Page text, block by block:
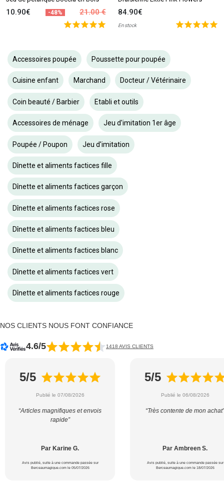
10.90€ -48% 21.00 € 84.90€
En stock
Accessoires poupée Poussette pour poupée
Cuisine enfant Marchand Docteur / Vétérinaire
Coin beauté / Barbier Etabli et outils
Accessoires de ménage Jeu d'imitation 1er âge
Poupée / Poupon Jeu d'imitation
Dînette et aliments factices fille
Dînette et aliments factices garçon
Dînette et aliments factices rose
Dînette et aliments factices bleu
Dînette et aliments factices blanc
Dînette et aliments factices vert
Dînette et aliments factices rouge
NOS CLIENTS NOUS FONT CONFIANCE
4.6/5 1418 AVIS CLIENTS
5/5
Publié le 07/08/2026
“Articles magnifiques et envois
rapide”
Par Karine G.
Avis publié, suite à une commande passée sur
Berceaumagique.com le 05/07/2026
5/5
Publié le 06/08/2026
“Très contente de mon achat”
Par Ambreen S.
Avis publié, suite à une commande passée sur
Berceaumagique.com le 18/07/2026